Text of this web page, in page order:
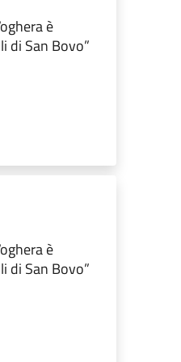
è
di San Bovo”
è
di San Bovo”